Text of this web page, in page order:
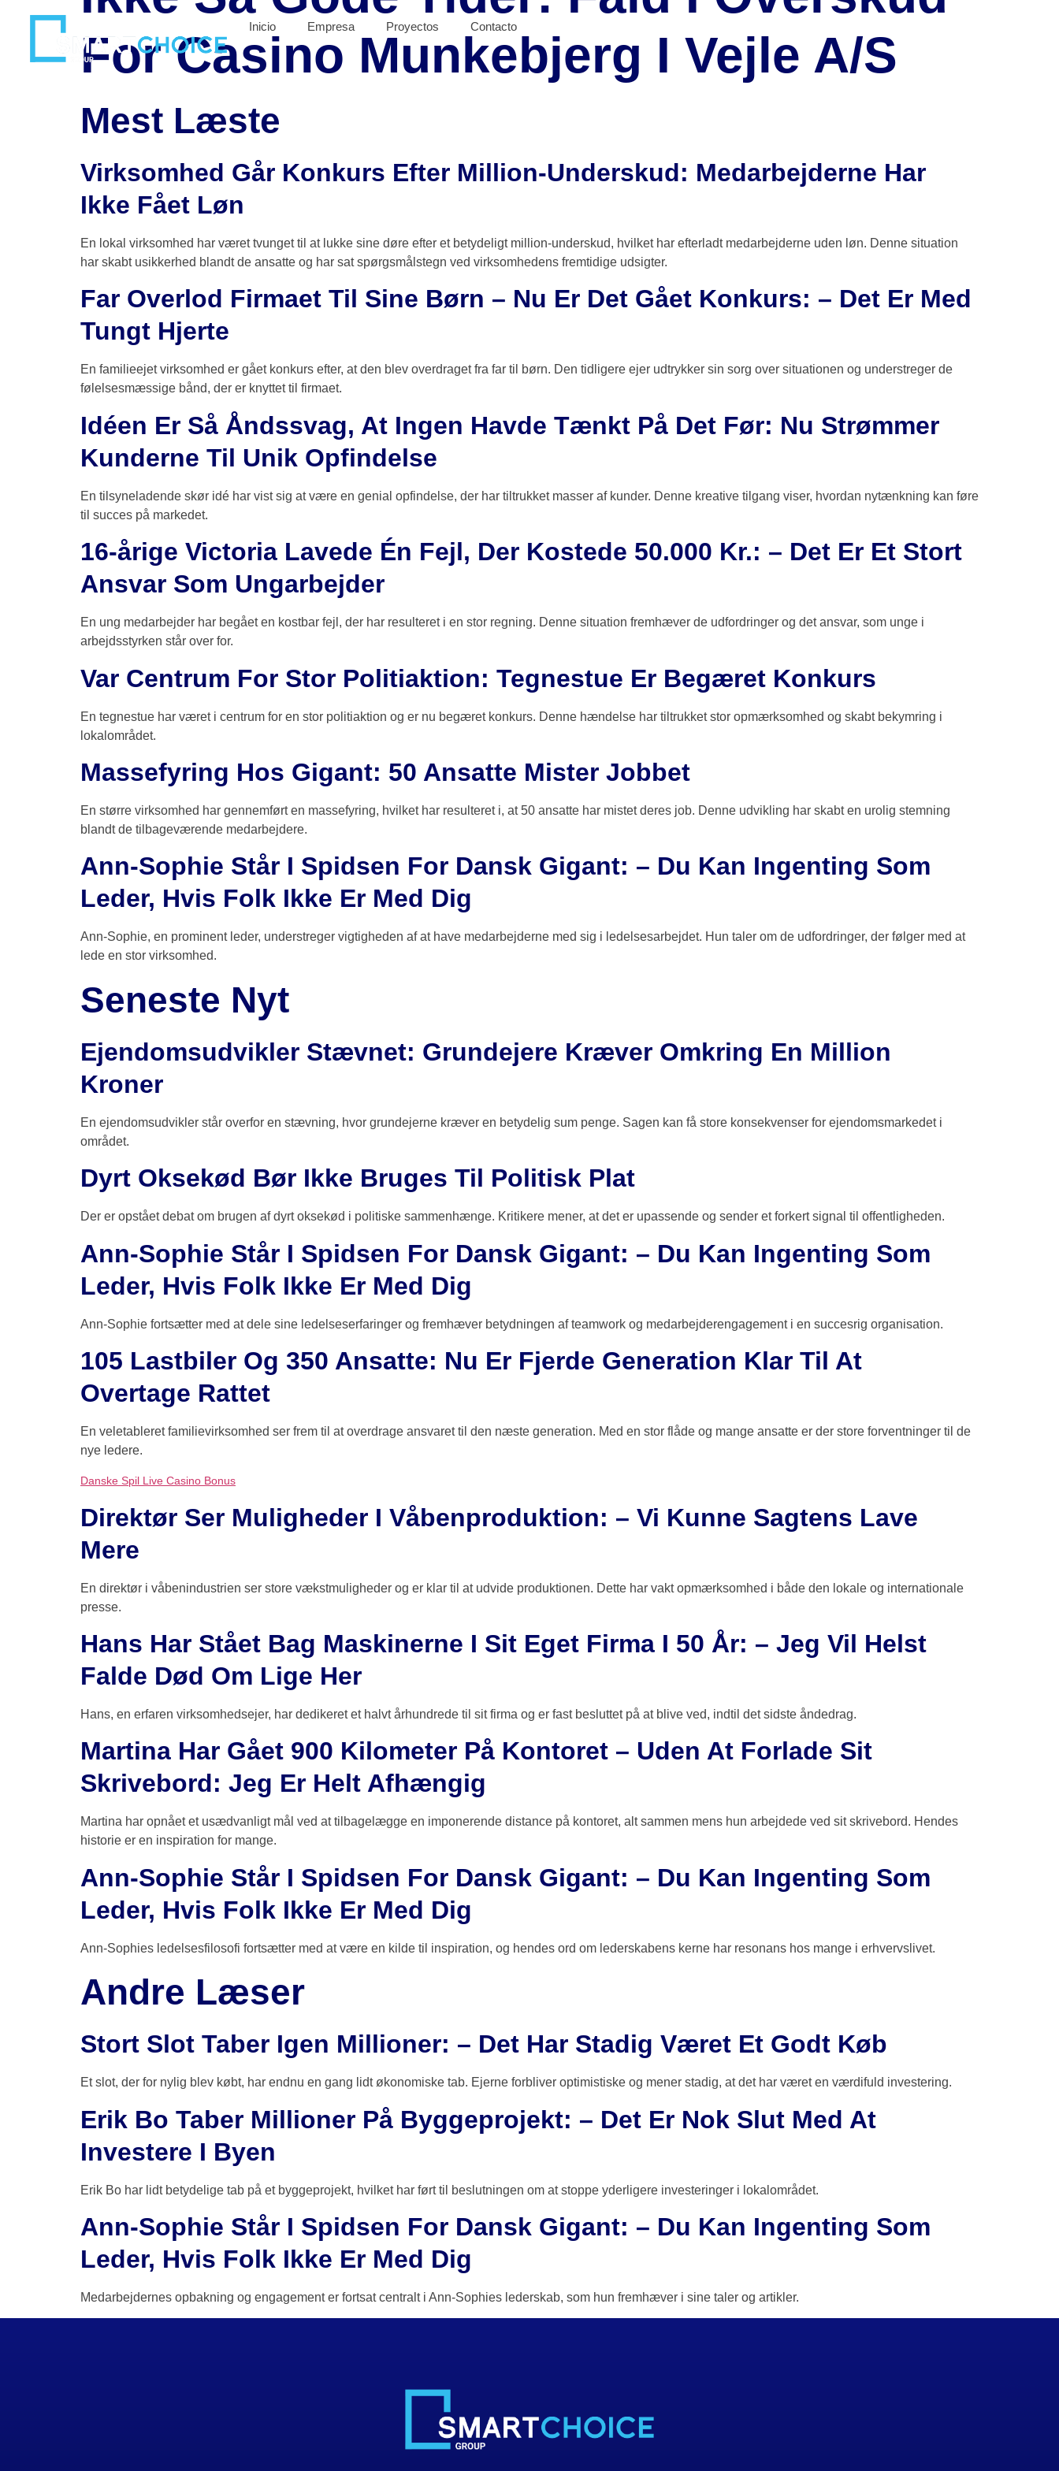
Inicio Empresa Proyectos Contacto
For Casino Munkebjerg I Vejle A/S
Mest Læste
Virksomhed Går Konkurs Efter Million-Underskud: Medarbejderne Har
Ikke Fået Løn
En lokal virksomhed har været tvunget til at lukke sine døre efter et betydeligt million-underskud, hvilket har efterladt medarbejderne uden løn. Denne situation
har skabt usikkerhed blandt de ansatte og har sat spørgsmålstegn ved virksomhedens fremtidige udsigter.
Far Overlod Firmaet Til Sine Børn – Nu Er Det Gået Konkurs: – Det Er Med
Tungt Hjerte
En familieejet virksomhed er gået konkurs efter, at den blev overdraget fra far til børn. Den tidligere ejer udtrykker sin sorg over situationen og understreger de
følelsesmæssige bånd, der er knyttet til firmaet.
Idéen Er Så Åndssvag, At Ingen Havde Tænkt På Det Før: Nu Strømmer
Kunderne Til Unik Opfindelse
En tilsyneladende skør idé har vist sig at være en genial opfindelse, der har tiltrukket masser af kunder. Denne kreative tilgang viser, hvordan nytænkning kan føre
til succes på markedet.
16-årige Victoria Lavede Én Fejl, Der Kostede 50.000 Kr.: – Det Er Et Stort
Ansvar Som Ungarbejder
En ung medarbejder har begået en kostbar fejl, der har resulteret i en stor regning. Denne situation fremhæver de udfordringer og det ansvar, som unge i
arbejdsstyrken står over for.
Var Centrum For Stor Politiaktion: Tegnestue Er Begæret Konkurs
En tegnestue har været i centrum for en stor politiaktion og er nu begæret konkurs. Denne hændelse har tiltrukket stor opmærksomhed og skabt bekymring i
lokalområdet.
Massefyring Hos Gigant: 50 Ansatte Mister Jobbet
En større virksomhed har gennemført en massefyring, hvilket har resulteret i, at 50 ansatte har mistet deres job. Denne udvikling har skabt en urolig stemning
blandt de tilbageværende medarbejdere.
Ann-Sophie Står I Spidsen For Dansk Gigant: – Du Kan Ingenting Som
Leder, Hvis Folk Ikke Er Med Dig
Ann-Sophie, en prominent leder, understreger vigtigheden af at have medarbejderne med sig i ledelsesarbejdet. Hun taler om de udfordringer, der følger med at
lede en stor virksomhed.
Seneste Nyt
Ejendomsudvikler Stævnet: Grundejere Kræver Omkring En Million
Kroner
En ejendomsudvikler står overfor en stævning, hvor grundejerne kræver en betydelig sum penge. Sagen kan få store konsekvenser for ejendomsmarkedet i
området.
Dyrt Oksekød Bør Ikke Bruges Til Politisk Plat
Der er opstået debat om brugen af dyrt oksekød i politiske sammenhænge. Kritikere mener, at det er upassende og sender et forkert signal til offentligheden.
Ann-Sophie Står I Spidsen For Dansk Gigant: – Du Kan Ingenting Som
Leder, Hvis Folk Ikke Er Med Dig
Ann-Sophie fortsætter med at dele sine ledelseserfaringer og fremhæver betydningen af teamwork og medarbejderengagement i en succesrig organisation.
105 Lastbiler Og 350 Ansatte: Nu Er Fjerde Generation Klar Til At
Overtage Rattet
En veletableret familievirksomhed ser frem til at overdrage ansvaret til den næste generation. Med en stor flåde og mange ansatte er der store forventninger til de
nye ledere.
Danske Spil Live Casino Bonus
Direktør Ser Muligheder I Våbenproduktion: – Vi Kunne Sagtens Lave
Mere
En direktør i våbenindustrien ser store vækstmuligheder og er klar til at udvide produktionen. Dette har vakt opmærksomhed i både den lokale og internationale
presse.
Hans Har Stået Bag Maskinerne I Sit Eget Firma I 50 År: – Jeg Vil Helst
Falde Død Om Lige Her
Hans, en erfaren virksomhedsejer, har dedikeret et halvt århundrede til sit firma og er fast besluttet på at blive ved, indtil det sidste åndedrag.
Martina Har Gået 900 Kilometer På Kontoret – Uden At Forlade Sit
Skrivebord: Jeg Er Helt Afhængig
Martina har opnået et usædvanligt mål ved at tilbagelægge en imponerende distance på kontoret, alt sammen mens hun arbejdede ved sit skrivebord. Hendes
historie er en inspiration for mange.
Ann-Sophie Står I Spidsen For Dansk Gigant: – Du Kan Ingenting Som
Leder, Hvis Folk Ikke Er Med Dig
Ann-Sophies ledelsesfilosofi fortsætter med at være en kilde til inspiration, og hendes ord om lederskabens kerne har resonans hos mange i erhvervslivet.
Andre Læser
Stort Slot Taber Igen Millioner: – Det Har Stadig Været Et Godt Køb
Et slot, der for nylig blev købt, har endnu en gang lidt økonomiske tab. Ejerne forbliver optimistiske og mener stadig, at det har været en værdifuld investering.
Erik Bo Taber Millioner På Byggeprojekt: – Det Er Nok Slut Med At
Investere I Byen
Erik Bo har lidt betydelige tab på et byggeprojekt, hvilket har ført til beslutningen om at stoppe yderligere investeringer i lokalområdet.
Ann-Sophie Står I Spidsen For Dansk Gigant: – Du Kan Ingenting Som
Leder, Hvis Folk Ikke Er Med Dig
Medarbejdernes opbakning og engagement er fortsat centralt i Ann-Sophies lederskab, som hun fremhæver i sine taler og artikler.